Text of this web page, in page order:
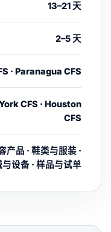
13–21 天
2–5 天
· Paranagua CFS
CFS · Houston
CFS
产品 · 鞋类与服装 ·
与设备 · 样品与试单